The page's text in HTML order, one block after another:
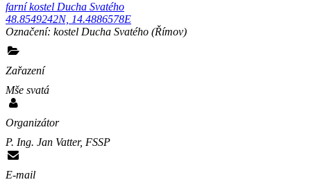
farní kostel Ducha Svatého
48.8549242N, 14.4886578E
Označení: kostel Ducha Svatého (Římov)
Zařazení
Mše svatá
Organizátor
P. Ing. Jan Vatter, FSSP
E-mail